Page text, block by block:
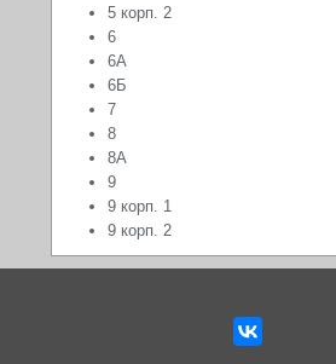
5 корп. 2
6
6А
6Б
7
8
8А
9
9 корп. 1
9 корп. 2